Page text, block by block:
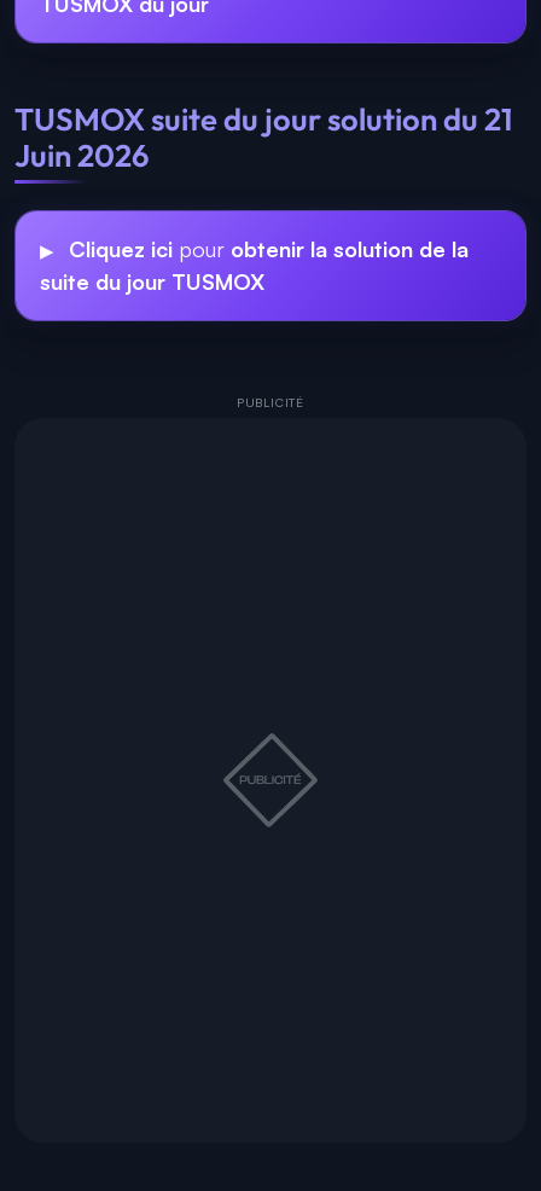
TUSMOX suite du jour solution du 21
Juin 2026
Cliquez ici pour obtenir la solution de la
suite du jour TUSMOX